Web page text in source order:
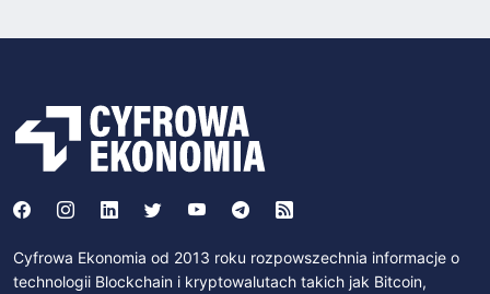
Cyfrowa Ekonomia od 2013 roku rozpowszechnia informacje o
technologii Blockchain i kryptowalutach takich jak Bitcoin,